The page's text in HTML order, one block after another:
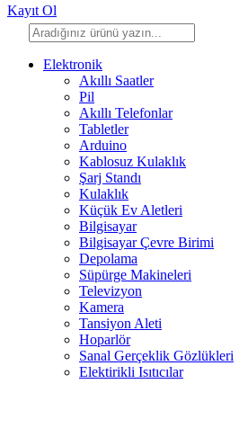
Kayıt Ol
Elektronik
Akıllı Saatler
Pil
Akıllı Telefonlar
Tabletler
Arduino
Kablosuz Kulaklık
Şarj Standı
Kulaklık
Küçük Ev Aletleri
Bilgisayar
Bilgisayar Çevre Birimi
Depolama
Süpürge Makineleri
Televizyon
Kamera
Tansiyon Aleti
Hoparlör
Sanal Gerçeklik Gözlükleri
Elektirikli Isıtıcılar